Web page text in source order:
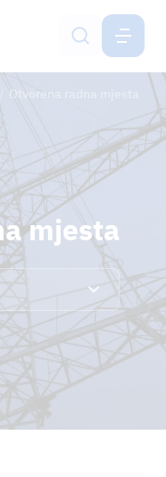
Otvorena radna mjesta
mjesta